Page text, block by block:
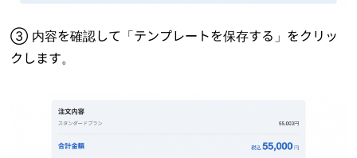
③ 内容を確認して「テンプレートを保存する」をクリッ
クします。